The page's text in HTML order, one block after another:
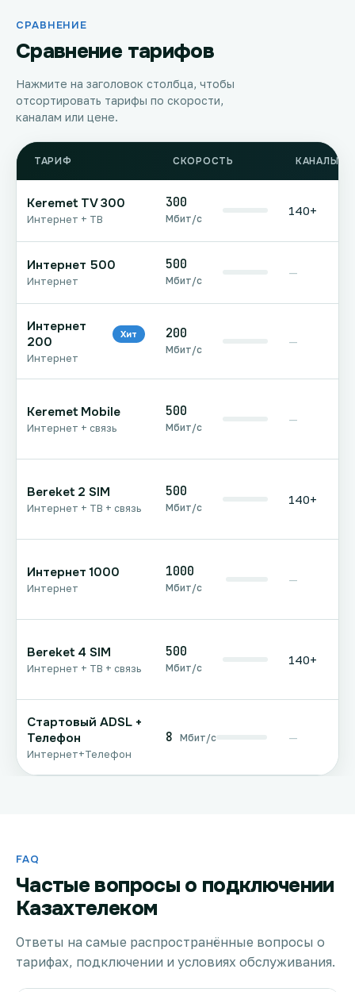
СРАВНЕНИЕ
Сравнение тарифов
Нажмите на заголовок столбца, чтобы
отсортировать тарифы по скорости,
каналам или цене.
ТАРИФ СКОРОСТЬ КАНАЛЫ
Keremet TV 300
Интернет + ТВ
300
Мбит/с
140+
Интернет 500
Интернет
500
Мбит/с
—
Интернет
200
Хит
Интернет
200
Мбит/с
—
Keremet Mobile
Интернет + связь
500
Мбит/с
—
Bereket 2 SIM
Интернет + ТВ + связь
500
Мбит/с
140+
Интернет 1000
Интернет
1000
Мбит/с
—
Bereket 4 SIM
Интернет + ТВ + связь
500
Мбит/с
140+
Стартовый ADSL +
Телефон
Интернет+Телефон
8 Мбит/с —
FAQ
Частые вопросы о подключении
Казахтелеком
Ответы на самые распространённые вопросы о
тарифах, подключении и условиях обслуживания.